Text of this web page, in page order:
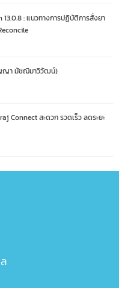
: แนวทางการปฏิบัติการสั่งยา
ญญา มัชฌิมาวิวัฒน์)
Connect สะดวก รวดเร็ว ลดระยะ